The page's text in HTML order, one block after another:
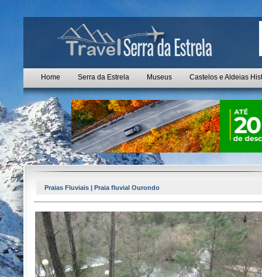
Home Serra da Estrela Museus Castelos e Aldeias
Praias Fluviais | Praia fluvial Ourondo